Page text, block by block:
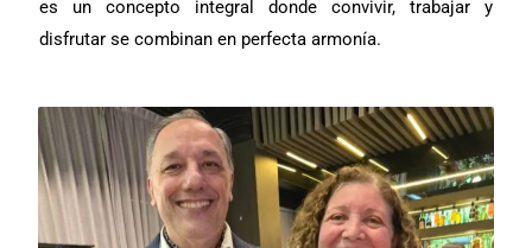
es un concepto integral donde convivir, trabajar y
disfrutar se combinan en perfecta armonía.